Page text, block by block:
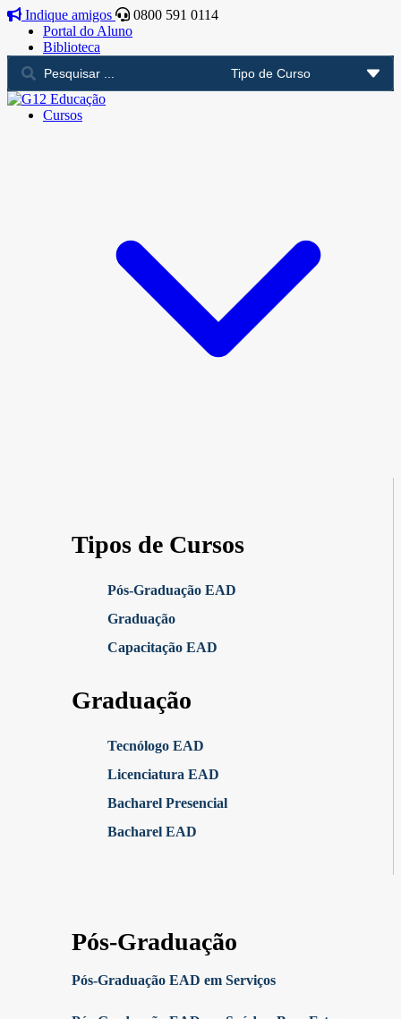
Indique amigos
0800 591 0114
Portal do Aluno
Biblioteca
Cursos
Tipos de Cursos
Pós-Graduação EAD
Graduação
Capacitação EAD
Graduação
Tecnólogo EAD
Licenciatura EAD
Bacharel Presencial
Bacharel EAD
Pós-Graduação
Pós-Graduação EAD em Serviços